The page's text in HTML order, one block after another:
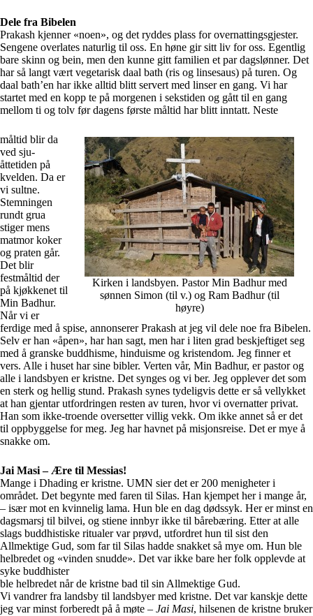
Dele fra Bibelen
Prakash kjenner «noen», og det ryddes plass for overnattingsgjester.
Sengene overlates naturlig til oss. En høne gir sitt liv for oss. Egentlig
bare skinn og bein, men den kunne gitt familien et par dagslønner. Det
har så langt vært vegetarisk daal bath (ris og linsesaus) på turen. Og
daal bath’en har ikke alltid blitt servert med linser en gang. Vi har
startet med en kopp te på morgenen i sekstiden og gått til en gang
mellom ti og tolv før dagens første måltid har blitt inntatt. Neste
Kirken i landsbyen. Pastor Min Badhur med
sønnen Simon (til v.) og Ram Badhur (til
høyre)
måltid blir da
ved sju-
åttetiden på
kvelden. Da er
vi sultne.
Stemningen
rundt grua
stiger mens
matmor koker
og praten går.
Det blir
festmåltid der
på kjøkkenet til
Min Badhur.
Når vi er
ferdige med å spise, annonserer Prakash at jeg vil dele noe fra Bibelen.
Selv er han «åpen», har han sagt, men har i liten grad beskjeftiget seg
med å granske buddhisme, hinduisme og kristendom. Jeg finner et
vers. Alle i huset har sine bibler. Verten vår, Min Badhur, er pastor og
alle i landsbyen er kristne. Det synges og vi ber. Jeg opplever det som
en sterk og hellig stund. Prakash synes tydeligvis dette er så vellykket
at han gjentar utfordringen resten av turen, hvor vi overnatter privat.
Han som ikke-troende oversetter villig vekk. Om ikke annet så er det
til oppbyggelse for meg. Jeg har havnet på misjonsreise. Det er mye å
snakke om.
Jai Masi – Ære til Messias!
Mange i Dhading er kristne. UMN sier det er 200 menigheter i
området. Det begynte med faren til Silas. Han kjempet her i mange år,
– især mot en kvinnelig lama. Hun ble en dag dødssyk. Her er minst en
dagsmarsj til bilvei, og stiene innbyr ikke til bårebæring. Etter at alle
slags buddhistiske ritualer var prøvd, utfordret hun til sist den
Allmektige Gud, som far til Silas hadde snakket så mye om. Hun ble
helbredet og «vinden snudde». Det var ikke bare her folk opplevde at
syke buddhister
ble helbredet når de kristne bad til sin Allmektige Gud.
Vi vandrer fra landsby til landsbyer med kristne. Det var kanskje dette
jeg var minst forberedt på å møte – Jai Masi, hilsenen de kristne bruker